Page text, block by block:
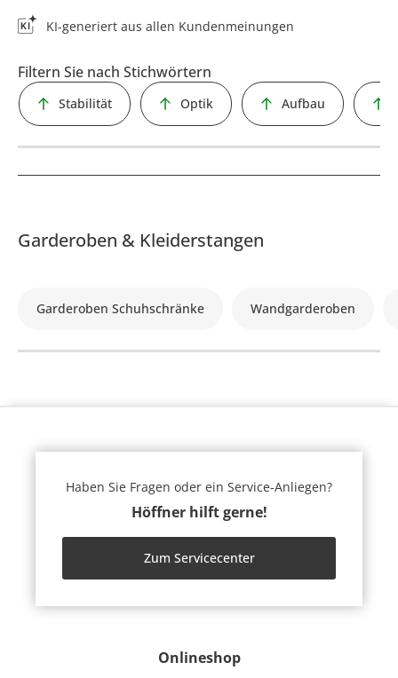
KI-generiert aus allen Kundenmeinungen
Filtern Sie nach Stichwörtern
Stabilität Optik Aufbau
Garderoben & Kleiderstangen
Garderoben Schuhschränke Wandgarderoben
Onlineshop
Haben Sie Fragen oder ein Service-Anliegen?
Höffner hilft gerne!
Zum Servicecenter